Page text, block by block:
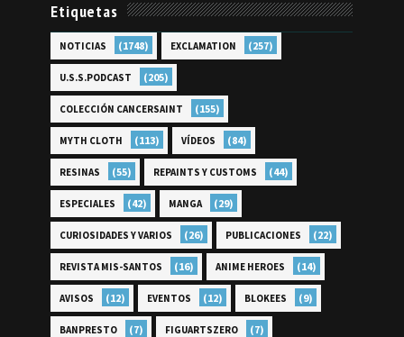
Etiquetas
NOTICIAS (1748) EXCLAMATION (257)
U.S.S.PODCAST (205)
COLECCIÓN CANCERSAINT (155)
MYTH CLOTH (113) VÍDEOS (84)
RESINAS (55) REPAINTS Y CUSTOMS (44)
ESPECIALES (42) MANGA (29)
CURIOSIDADES Y VARIOS (26) PUBLICACIONES (22)
REVISTA MIS-SANTOS (16) ANIME HEROES (14)
AVISOS (12) EVENTOS (12) BLOKEES (9)
BANPRESTO (7) FIGUARTSZERO (7)